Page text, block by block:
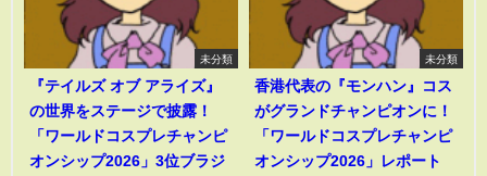
未分類
『テイルズ オブ アライズ』
の世界をステージで披露！
「ワールドコスプレチャンピ
オンシップ2026」3位ブラジ
未分類
香港代表の『モンハン』コス
がグランドチャンピオンに！
「ワールドコスプレチャンピ
オンシップ2026」レポート